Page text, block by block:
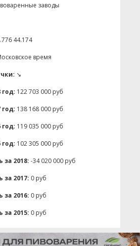
заводы
44.174
время
↘
год: 122 703 000 руб
год: 138 168 000 руб
год: 119 035 000 руб
год: 102 305 000 руб
за 2018: -34 020 000 руб
за 2017: 0 руб
за 2016: 0 руб
за 2015: 0 руб